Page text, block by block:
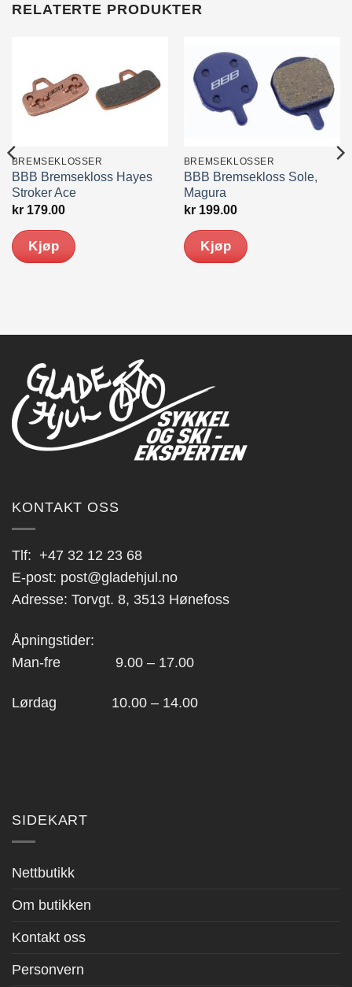
RELATERTE PRODUKTER
BREMSEKLOSSER
BBB Bremsekloss Hayes
Stroker Ace
kr179.00
Kjøp
BREMSEKLOSSER
BBB Bremsekloss Sole,
Magura
kr199.00
Kjøp
KONTAKT OSS
Tlf: +47 32 12 23 68
E-post: post@gladehjul.no
Adresse: Torvgt. 8, 3513 Hønefoss
Åpningstider:
Man-fre 9.00 – 17.00
Lørdag 10.00 – 14.00
SIDEKART
Nettbutikk
Om butikken
Kontakt oss
Personvern